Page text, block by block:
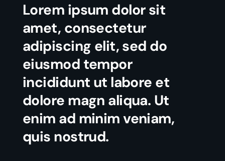
Lorem ipsum dolor sit
amet, consectetur
adipiscing elit, sed do
eiusmod tempor
incididunt ut labore et
dolore magn aliqua. Ut
enim ad minim veniam,
quis nostrud.